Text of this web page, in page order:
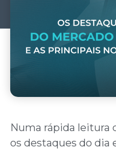
Numa rápida leitura
os destaques do dia